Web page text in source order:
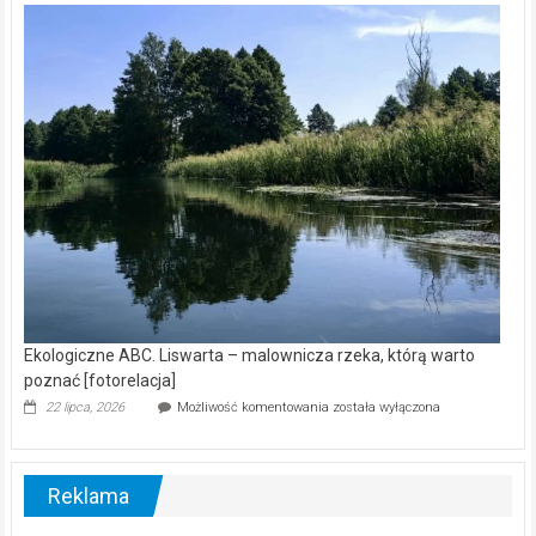
kamerą
wśród
Ekologiczne ABC. Liswarta – malownicza rzeka, którą warto
poznać [fotorelacja]
22 lipca, 2026 Możliwość komentowania Ekologiczne
–
została wyłączona
Reklama